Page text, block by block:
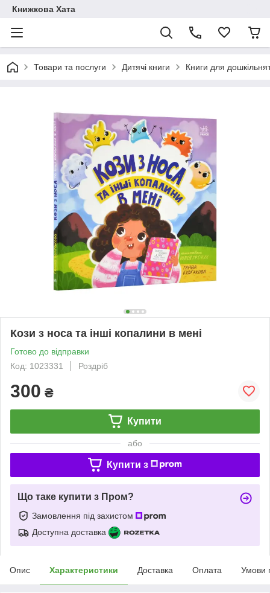
Книжкова Хата
Товари та послуги Дитячі книги Книги для
Кози з носа та інші копалини в мені
Готово до відправки
Код: 1023331
Роздріб
300 ₴
Купити
або
Купити з
Що таке купити з Пром?
Замовлення під захистом
Доступна доставка
Опис Характеристики Доставка Оплата Умови